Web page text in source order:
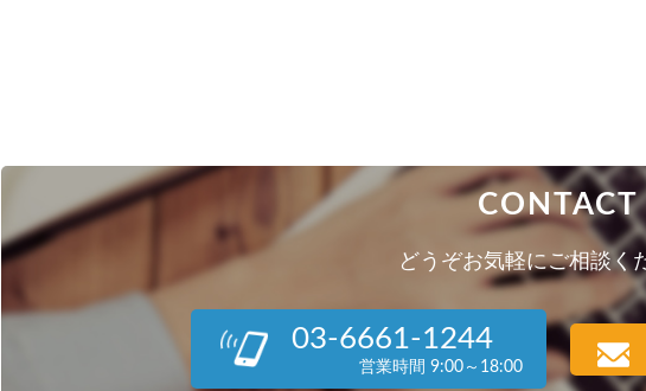
CONTACT
どうぞお気軽にご相談く
03-6661-1244
営業時間 9:00～18:00